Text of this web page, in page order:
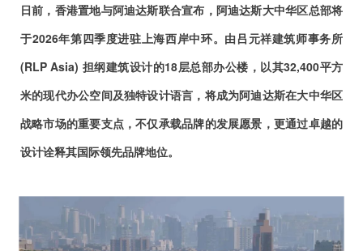
业 界
机 构
人 物
地 产
快速搜索
企业会员
日前，香港置地与阿迪达斯联合宣布，阿迪达斯大中华区总部将
于2026年第四季度进驻上海西岸中环。由吕元祥建筑师事务所
(RLP Asia) 担纲建筑设计的18层总部办公楼，以其32,400平方
米的现代办公空间及独特设计语言，将成为阿迪达斯在大中华区
战略市场的重要支点，不仅承载品牌的发展愿景，更通过卓越的
设计诠释其国际领先品牌地位。